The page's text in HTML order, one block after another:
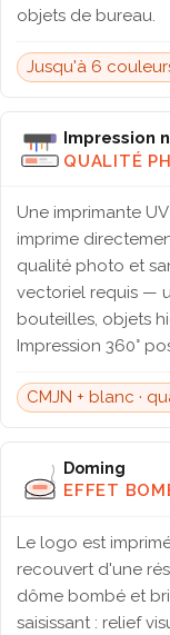
objets de bureau.
Jusqu'à 6
Impression
QUALITÉ
Une imprimante
imprime
qualité photo et
vectoriel requis —
bouteilles, objets
Impression 360°
CMJN + blanc ·
Doming
EFFET
Le logo est
recouvert d'une
dôme bombé et
saisissant : relief